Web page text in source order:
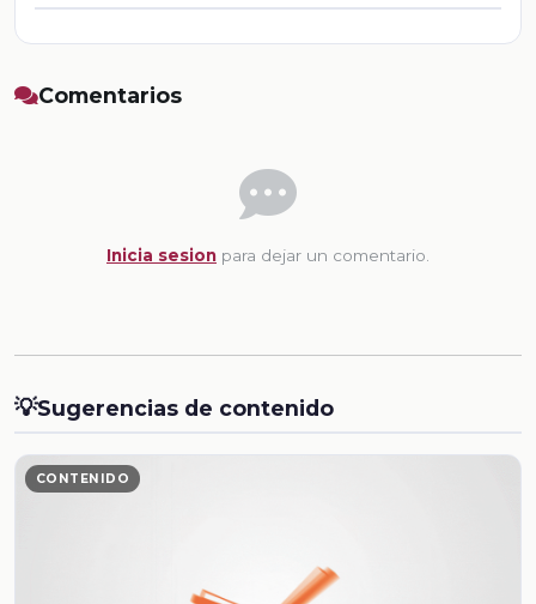
Comentarios
Inicia sesion para dejar un comentario.
💡Sugerencias de contenido
CONTENIDO